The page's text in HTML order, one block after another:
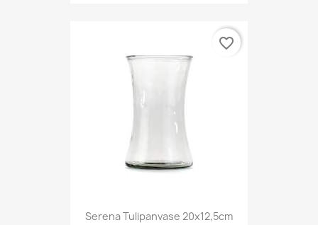
Serena Tulipanvase 20x12,5cm
favorite_border